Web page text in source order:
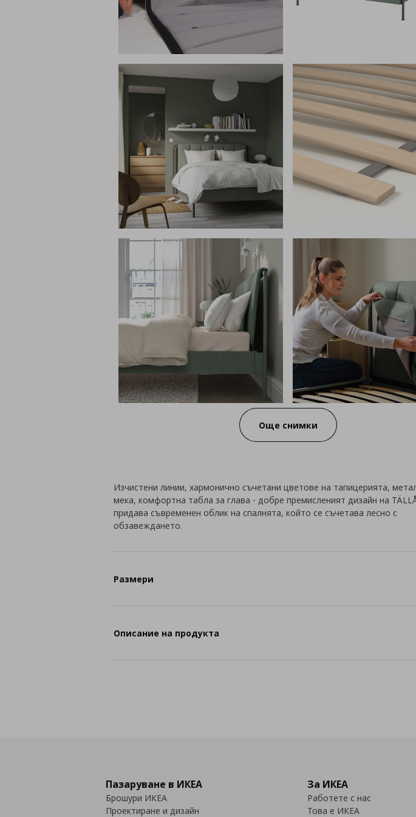
Още снимки
Изчистени линии, хармонично съчетани цветове на тапицерията,
мека, комфортна табла за глава - добре премисленият дизайн на
придава съвременен облик на спалнята, който се съчетава лесно с
обзавеждането.
Размери
Описание на продукта
Пазаруване в ИКЕА
Брошури ИКЕА
Проектиране и дизайн
За ИКЕА
Работете с нас
Това е ИКЕА